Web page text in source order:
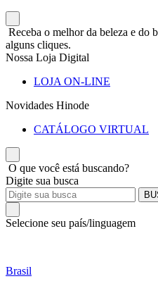
Receba o melhor da beleza e do
alguns cliques.
Nossa Loja Digital
LOJA ON-LINE
Novidades Hinode
CATÁLOGO VIRTUAL
O que você está buscando?
Digite sua busca
Selecione seu país/linguagem
Brasil